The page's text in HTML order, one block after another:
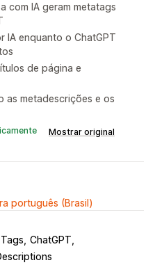
com IA geram metatags
IA enquanto o ChatGPT
de página e
as metadescrições e os
Mostrar original
português (Brasil)
ChatGPT